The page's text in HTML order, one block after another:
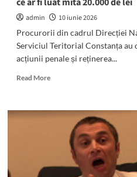
admin
10 iunie 2026
Procurorii din cadrul Direcției
Serviciul Teritorial Constanța au
acțiunii penale și reținerea...
Read MoreRead
Inspectoare
Constanța,
REȚINUTĂ